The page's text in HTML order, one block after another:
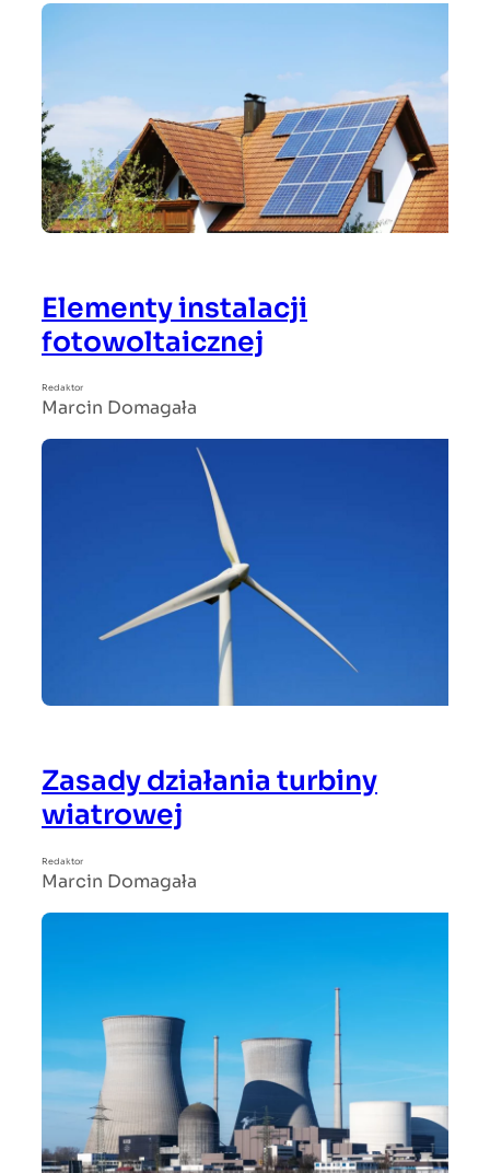
Elementy instalacji
fotowoltaicznej
Redaktor
Marcin Domagała
Zasady działania turbiny
wiatrowej
Redaktor
Marcin Domagała